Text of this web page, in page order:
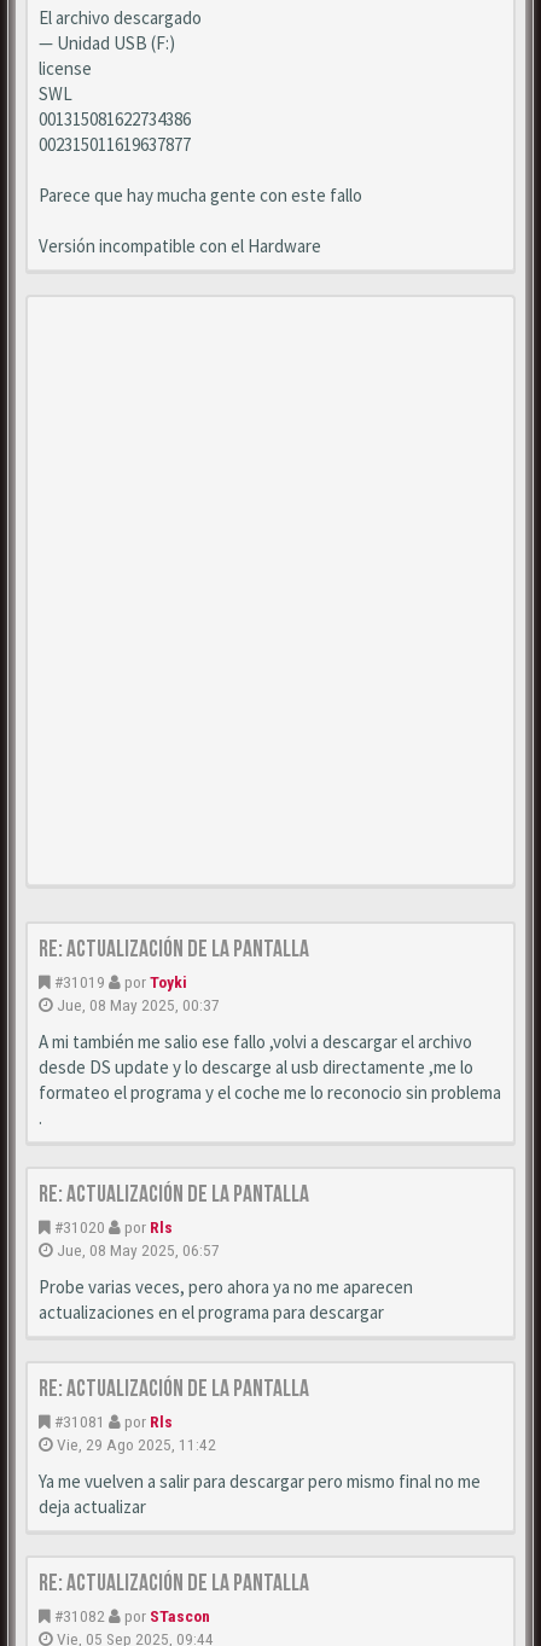
El archivo descargado
— Unidad USB (F:)
license
SWL
001315081622734386
002315011619637877
Parece que hay mucha gente con este fallo
Versión incompatible con el Hardware
Re: Actualización de la pantalla
#31019 porToyki
Jue, 08 May 2025, 00:37
A mi también me salio ese fallo ,volvi a descargar el archivo
desde DS update y lo descarge al usb directamente ,me lo
formateo el programa y el coche me lo reconocio sin problema
.
Re: Actualización de la pantalla
#31020 por Rls
Jue, 08 May 2025, 06:57
Probe varias veces, pero ahora ya no me aparecen
actualizaciones en el programa para descargar
Re: Actualización de la pantalla
#31081 por Rls
Vie, 29 Ago 2025, 11:42
Ya me vuelven a salir para descargar pero mismo final no me
deja actualizar
Re: Actualización de la pantalla
#31082 por STascon
Vie, 05 Sep 2025, 09:44